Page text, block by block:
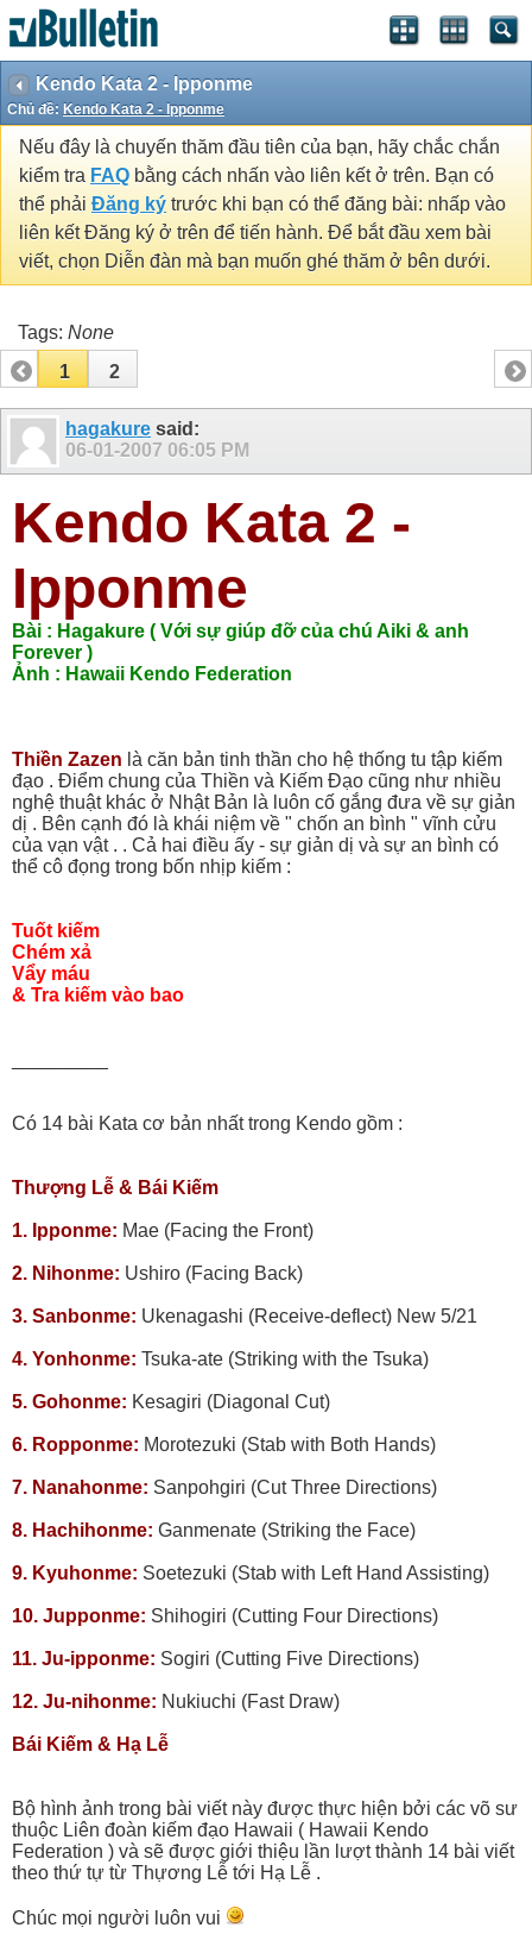
Kendo Kata 2 - Ipponme
Chủ đề: Kendo Kata 2 - Ipponme
Nếu đây là chuyến thăm đầu tiên của bạn, hãy chắc chắn
kiểm tra FAQ bằng cách nhấn vào liên kết ở trên. Bạn có
thể phải Đăng ký trước khi bạn có thể đăng bài: nhấp vào
liên kết Đăng ký ở trên để tiến hành. Để bắt đầu xem bài
viết, chọn Diễn đàn mà bạn muốn ghé thăm ở bên dưới.
Tags: None
1
2
hagakure said:
06-01-2007 06:05 PM
Kendo Kata 2 -
Ipponme
Bài : Hagakure ( Với sự giúp đỡ của chú Aiki & anh
Forever )
Ảnh : Hawaii Kendo Federation
Thiền Zazen là căn bản tinh thần cho hệ thống tu tập kiếm
đạo . Điểm chung của Thiền và Kiếm Đạo cũng như nhiều
nghệ thuật khác ở Nhật Bản là luôn cố gắng đưa về sự giản
dị . Bên cạnh đó là khái niệm về " chốn an bình " vĩnh cửu
của vạn vật . . Cả hai điều ấy - sự giản dị và sự an bình có
thể cô đọng trong bốn nhịp kiếm :
Tuốt kiếm
Chém xả
Vẩy máu
& Tra kiếm vào bao
Có 14 bài Kata cơ bản nhất trong Kendo gồm :
Thượng Lễ & Bái Kiếm
1. Ipponme: Mae (Facing the Front)
2. Nihonme: Ushiro (Facing Back)
3. Sanbonme: Ukenagashi (Receive-deflect) New 5/21
4. Yonhonme: Tsuka-ate (Striking with the Tsuka)
5. Gohonme: Kesagiri (Diagonal Cut)
6. Ropponme: Morotezuki (Stab with Both Hands)
7. Nanahonme: Sanpohgiri (Cut Three Directions)
8. Hachihonme: Ganmenate (Striking the Face)
9. Kyuhonme: Soetezuki (Stab with Left Hand Assisting)
10. Jupponme: Shihogiri (Cutting Four Directions)
11. Ju-ipponme: Sogiri (Cutting Five Directions)
12. Ju-nihonme: Nukiuchi (Fast Draw)
Bái Kiếm & Hạ Lễ
Bộ hình ảnh trong bài viết này được thực hiện bởi các võ sư
thuộc Liên đoàn kiếm đạo Hawaii ( Hawaii Kendo
Federation ) và sẽ được giới thiệu lần lượt thành 14 bài viết
theo thứ tự từ Thựơng Lễ tới Hạ Lễ .
Chúc mọi người luôn vui